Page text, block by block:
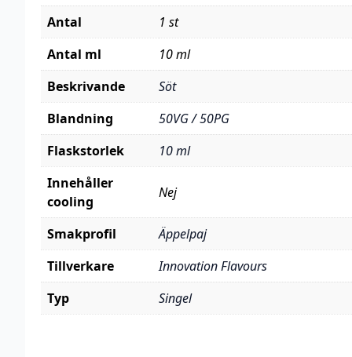
Antal
1 st
Antal ml
10 ml
Beskrivande
Söt
Blandning
50VG / 50PG
Flaskstorlek
10 ml
Innehåller
cooling
Nej
Smakprofil
Äppelpaj
Tillverkare
Innovation Flavours
Typ
Singel